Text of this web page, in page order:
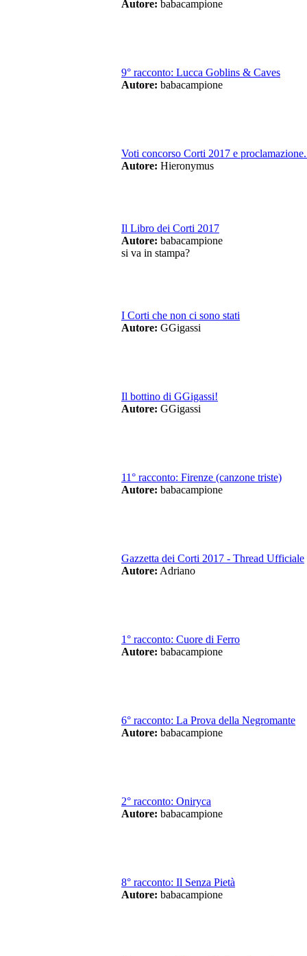
Autore: babacampione
9° racconto: Lucca Goblins & Caves
Autore: babacampione
Voti concorso Corti 2017 e
Autore: Hieronymus
Il Libro dei Corti 2017
Autore: babacampione
si va in stampa?
I Corti che non ci sono stati
Autore: GGigassi
Il bottino di GGigassi!
Autore: GGigassi
11° racconto: Firenze (canzone triste)
Autore: babacampione
Gazzetta dei Corti 2017 - Thread Ufficiale
Autore: Adriano
1° racconto: Cuore di Ferro
Autore: babacampione
6° racconto: La Prova della Negromante
Autore: babacampione
2° racconto: Oniryca
Autore: babacampione
8° racconto: Il Senza Pietà
Autore: babacampione